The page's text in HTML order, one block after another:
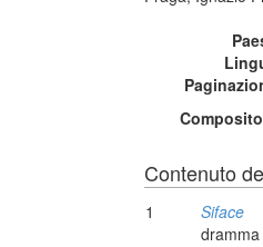
Contenuto
1
Siface